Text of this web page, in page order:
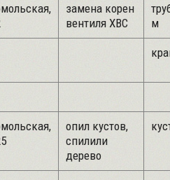
замена корен
вентиля ХВС
м
опил кустов,
спилили
дерево